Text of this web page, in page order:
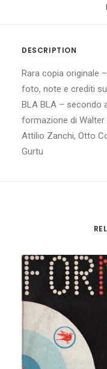
DESCRIPTION
Rara copia originale
foto, note e crediti
BLA BLA – secondo
formazione di Walter
Attilio Zanchi, Otto
Gurtu